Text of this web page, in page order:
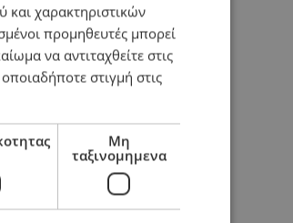
βουλευτικές εκλογές
χαρακτηριστικών
προμηθευτές μπορεί
να αντιταχθείτε στις
στιγμή στις
Μη
ταξινομημενα